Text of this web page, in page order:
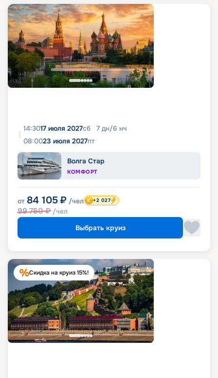
14:3017 июля 2027сб 7 дн/6 нч
08:0023 июля 2027пт
Волга Стар
КОМФОРТ
от 84 105 ₽ /чел
99 750₽ /чел
+2 027
Выбрать круиз
Скидка на круиз 15%!